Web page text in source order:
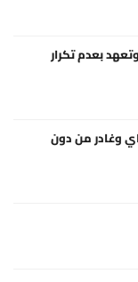
بعدم تكرار
وغادر من دون